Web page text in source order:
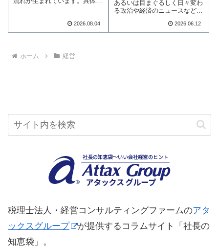
2026.08.04
あるいは目まぐるしく日々変わ
る政治や経済のニュースなど、
2026.06.12
ホーム 経営
税理士法人・経営コンサルティングファームのアタ
ックスグループ
が提供するコラムサイト「社長の
知恵袋」。